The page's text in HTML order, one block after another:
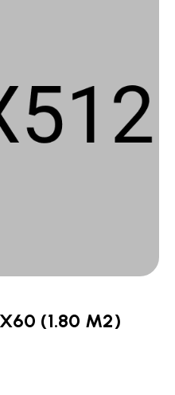
(1.80 M2)